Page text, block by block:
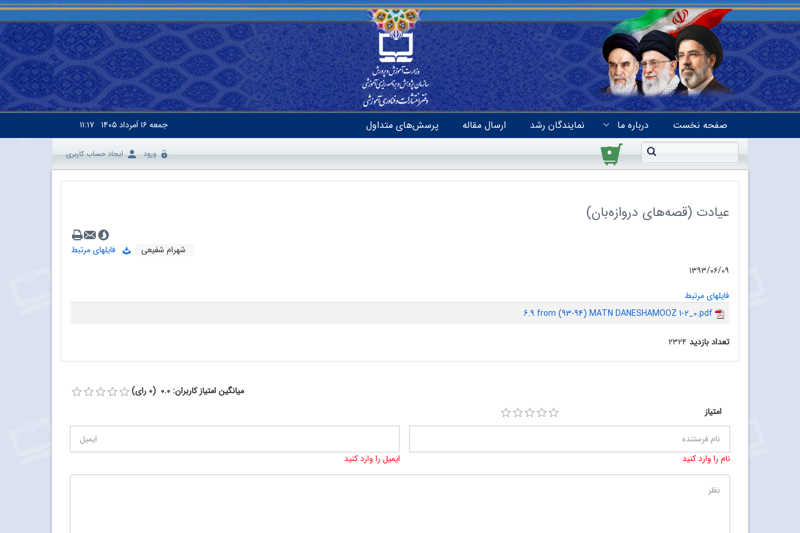
صفحه نخست درباره ما نمایندگان رشد ارسال مقاله پرسش‌های متداول جمعه۱۶ اَمرداد ۱۴۰۵ ۱۱:۱۷
۰ ورود ایجاد حساب کاربری
عیادت (قصه‌های دروازه‌بان)
شهرام شفیعی
فایلهای مرتبط
۱۳۹۳/۰۶/۰۹
فایلهای مرتبط
6.9 from (93-94) MATN DANESHAMOOZ 1-2_0.pdf
تعداد بازدید ۲۳۲۴
میانگین امتیاز کاربران: 0.0 (0 رای)
امتیاز
نام را وارد کنید ایمیل را وارد کنید